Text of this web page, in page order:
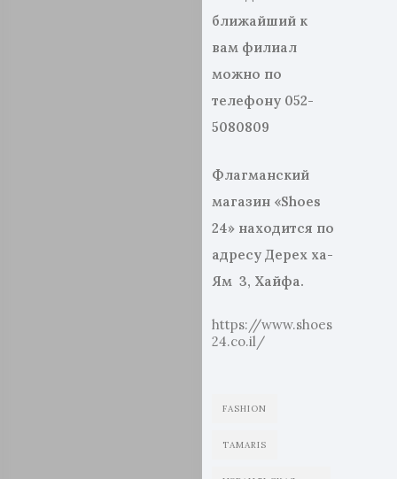
ближайший к
вам филиал
можно по
телефону 052-
5080809
Флагманский
магазин «Shoes
24» находится по
адресу Дерех ха-
Ям 3, Хайфа.
https://www.shoes
24.co.il/
FASHION
TAMARIS